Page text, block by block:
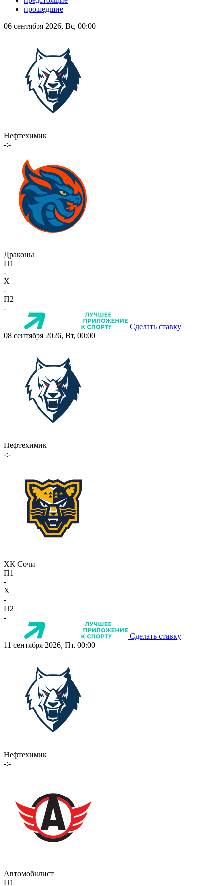
прошедшие
06 сентября 2026, Вс, 00:00
Нефтехимик
-:-
Драконы
П1
-
X
-
П2
-
Сделать ставку
08 сентября 2026, Вт, 00:00
Нефтехимик
-:-
ХК Сочи
П1
-
X
-
П2
-
Сделать ставку
11 сентября 2026, Пт, 00:00
Нефтехимик
-:-
Автомобилист
П1